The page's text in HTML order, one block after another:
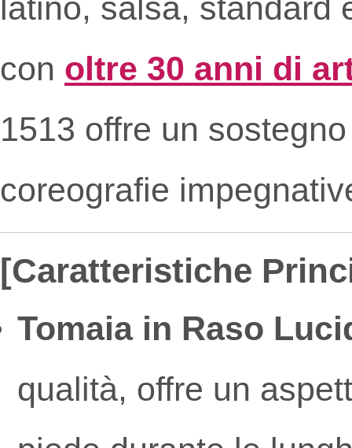
latino, salsa, standard
con oltre 30 anni di
1513 offre un
coreografie
[Caratteristiche
Tomaia in Raso
qualità, offre un